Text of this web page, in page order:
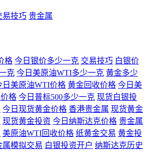
易技巧 贵金属
格 今日银价多少一克 交易技巧 白银价
克 今日美原油WTI多少一克 黄金多少
日美原油WTI价格 黄金回收价格 今日美
格 今日普标500多少一克 现货白银投
今日现货黄金价格 香港贵金属 现货黄金
现货黄金投资 今日纳斯达克价格 贵金属
美原油WTI回收价格 纸黄金交易 黄金投
属模拟交易 白银投资开户 纳斯达克历史